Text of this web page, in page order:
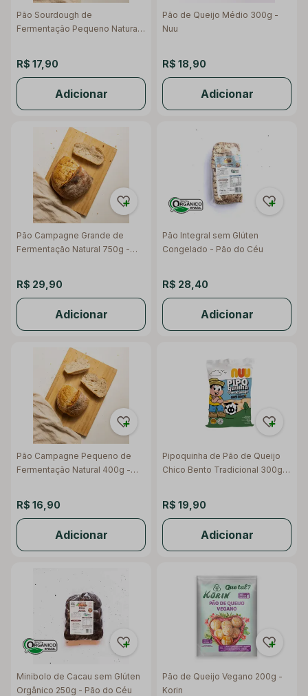
Pão Sourdough de
Fermentação Pequeno Natural
R$ 17,90
Adicionar
Pão de Queijo Médio 300g -
Nuu
R$ 18,90
Adicionar
Pão Campagne Grande de
Fermentação Natural 750g -
R$ 29,90
Adicionar
Pão Integral sem Glúten
Congelado - Pão do Céu
R$ 28,40
Adicionar
Pão Campagne Pequeno de
Fermentação Natural 400g -
R$ 16,90
Adicionar
Pipoquinha de Pão de Queijo
Chico Bento Tradicional 300g -
R$ 19,90
Adicionar
Minibolo de Cacau sem Glúten
Orgânico 250g - Pão do Céu
Pão de Queijo Vegano 200g -
Korin